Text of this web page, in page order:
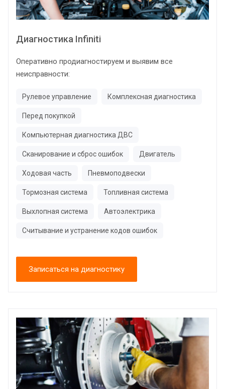
Диагностика Infiniti
Оперативно продиагностируем и выявим все
неисправности:
Рулевое управление Комплексная диагностика
Перед покупкой
Компьютерная диагностика ДВС
Сканирование и сброс ошибок Двигатель
Ходовая часть Пневмоподвески
Тормозная система Топливная система
Выхлопная система Автоэлектрика
Считывание и устранение кодов ошибок
Записаться на диагностику